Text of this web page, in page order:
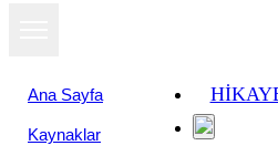
Ana Sayfa
Kaynaklar